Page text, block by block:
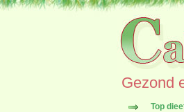
Gezond
Top